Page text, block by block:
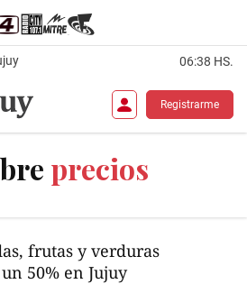
06:38 HS.
Registrarme
precios
frutas y verduras
50% en Jujuy